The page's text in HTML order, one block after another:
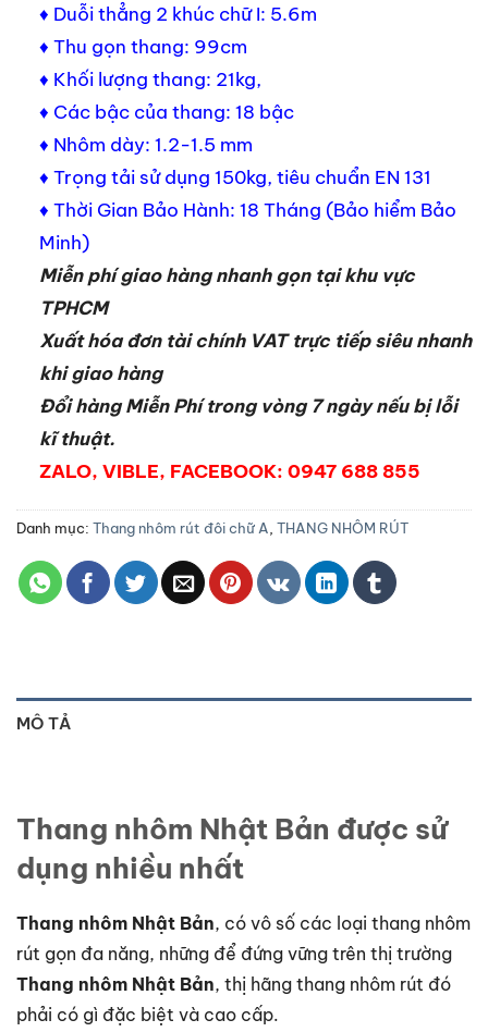
♦ Duỗi thẳng 2 khúc chữ I: 5.6m
♦ Thu gọn thang: 99cm
♦ Khối lượng thang: 21kg,
♦ Các bậc của thang: 18 bậc
♦ Nhôm dày: 1.2-1.5 mm
♦ Trọng tải sử dụng 150kg, tiêu chuẩn EN 131
♦ Thời Gian Bảo Hành: 18 Tháng (Bảo hiểm Bảo
Minh)
Miễn phí giao hàng nhanh gọn tại khu vực
TPHCM
Xuất hóa đơn tài chính VAT trực tiếp siêu nhanh
khi giao hàng
Đổi hàng Miễn Phí trong vòng 7 ngày nếu bị lỗi
kĩ thuật.
ZALO, VIBLE, FACEBOOK: 0947 688 855
Danh mục: Thang nhôm rút đôi chữ A, THANG NHÔM RÚT
MÔ TẢ
Thang nhôm Nhật Bản được sử
dụng nhiều nhất
Thang nhôm Nhật Bản, có vô số các loại thang nhôm
rút gọn đa năng, những để đứng vững trên thị trường
Thang nhôm Nhật Bản, thị hãng thang nhôm rút đó
phải có gì đặc biệt và cao cấp.